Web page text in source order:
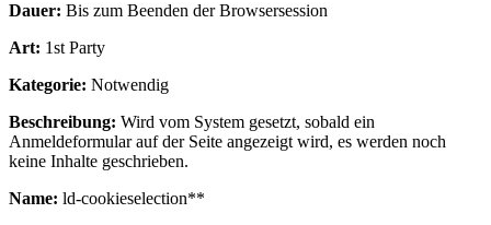
Dauer: Bis zum Beenden der Browsersession
Art: 1st Party
Kategorie: Notwendig
Beschreibung: Wird vom System gesetzt, sobald ein
Anmeldeformular auf der Seite angezeigt wird, es werden noch
keine Inhalte geschrieben.
Name: ld-cookieselection**